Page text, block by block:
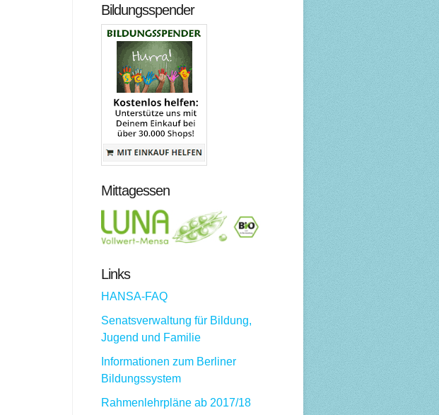
Bildungsspender
Mittagessen
Links
HANSA-FAQ
Senatsverwaltung für Bildung,
Jugend und Familie
Informationen zum Berliner
Bildungssystem
Rahmenlehrpläne ab 2017/18